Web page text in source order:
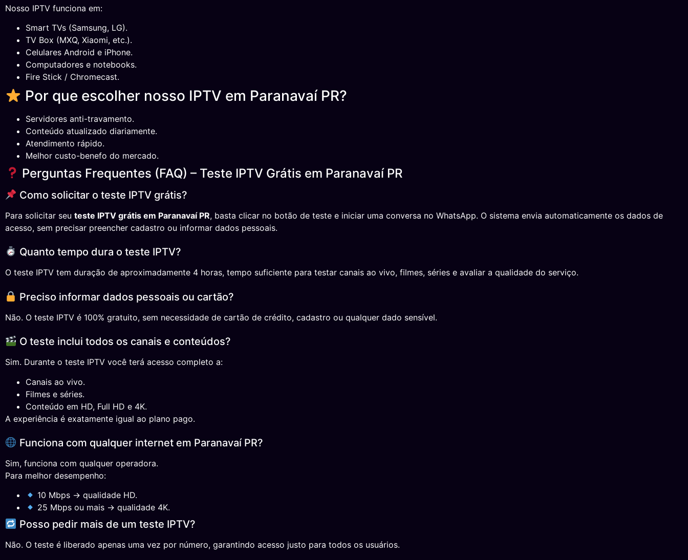
Nosso IPTV funciona em:
Smart TVs (Samsung, LG).
TV Box (MXQ, Xiaomi, etc.).
Celulares Android e iPhone.
Computadores e notebooks.
Fire Stick / Chromecast.
Por que escolher nosso IPTV em Paranavaí PR?
Servidores anti-travamento.
Conteúdo atualizado diariamente.
Atendimento rápido.
Melhor custo-benefo do mercado.
Perguntas Frequentes (FAQ) – Teste IPTV Grátis em Paranavaí PR
Como solicitar o teste IPTV grátis?
Para solicitar seu teste IPTV grátis em Paranavaí PR, basta clicar no botão de teste e iniciar uma conversa no WhatsApp. O sistema envia automaticamente os dados de
acesso, sem precisar preencher cadastro ou informar dados pessoais.
Quanto tempo dura o teste IPTV?
O teste IPTV tem duração de aproximadamente 4 horas, tempo suficiente para testar canais ao vivo, filmes, séries e avaliar a qualidade do serviço.
Preciso informar dados pessoais ou cartão?
Não. O teste IPTV é 100% gratuito, sem necessidade de cartão de crédito, cadastro ou qualquer dado sensível.
O teste inclui todos os canais e conteúdos?
Sim. Durante o teste IPTV você terá acesso completo a:
Canais ao vivo.
Filmes e séries.
Conteúdo em HD, Full HD e 4K.
A experiência é exatamente igual ao plano pago.
Funciona com qualquer internet em Paranavaí PR?
Sim, funciona com qualquer operadora.
Para melhor desempenho:
10 Mbps → qualidade HD.
25 Mbps ou mais → qualidade 4K.
Posso pedir mais de um teste IPTV?
Não. O teste é liberado apenas uma vez por número, garantindo acesso justo para todos os usuários.